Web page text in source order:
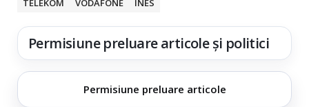
TELEKOM
VODAFONE INES
Permisiune preluare articole și politici
Permisiune preluare articole